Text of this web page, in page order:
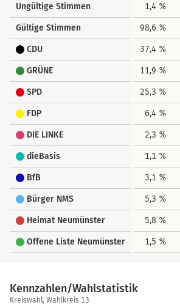
Ungültige Stimmen 1,4 %
Gültige Stimmen 98,6 %
CDU 37,4 %
GRÜNE 11,9 %
SPD 25,3 %
FDP 6,4 %
DIE LINKE 2,3 %
dieBasis 1,1 %
BfB 3,1 %
Bürger NMS 5,3 %
Heimat Neumünster 5,8 %
Offene Liste Neumünster 1,5 %
Kennzahlen/Wahlstatistik
Kennzahlen/Wahlstatistik
Kreiswahl, Wahlkreis 13